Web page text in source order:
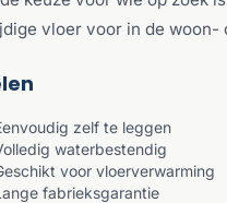
vloer voor in de woon-
zelf te leggen
waterbestendig
voor vloerverwarming
fabrieksgarantie